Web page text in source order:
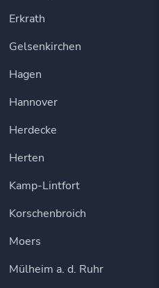
Erkrath
Gelsenkirchen
Hagen
Hannover
Herdecke
Herten
Kamp-Lintfort
Korschenbroich
Moers
Mülheim a. d. Ruhr